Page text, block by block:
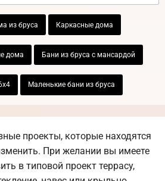
из бруса Каркасные дома
дома Бани из бруса с мансардой
Маленькие бани из бруса
проекты, которые находятся
При желании вы имеете
в типовой проект террасу,